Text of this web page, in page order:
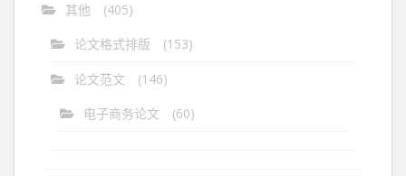
其他
(405)
论文格式排版
(153)
论文范文
(146)
电子商务论文
(60)